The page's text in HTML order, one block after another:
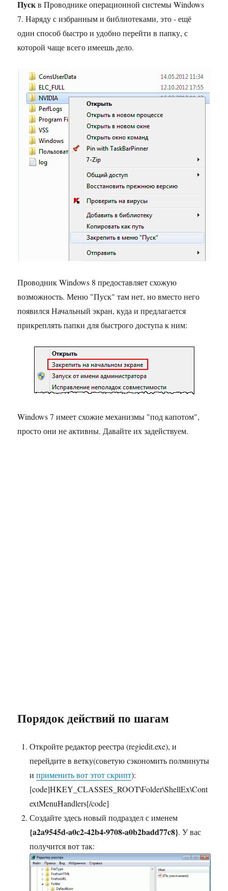
Пускв Проводнике операционной системы Windows
7. Наряду с избранным и библиотеками, это - ещё
один способ быстро и удобно перейти в папку, с
которой чаще всего имеешь дело.
Проводник Windows 8 предоставляет схожую
возможность. Меню "Пуск" там нет, но вместо него
появился Начальный экран, куда и предлагается
прикреплять папки для быстрого доступа к ним:
Windows 7 имеет схожие механизмы "под капотом",
просто они не активны. Давайте их задействуем.
Порядок действий по шагам
Откройте редактор реестра (regiedit.exe), и
перейдите в ветку(советую сэкономить полминуты
иприменить вот этот скрипт):
[code]HKEY_CLASSES_ROOT\Folder\ShellEx\Cont
extMenuHandlers[/code]
Создайте здесь новый подраздел с именем
{a2a9545d-a0c2-42b4-9708-a0b2badd77c8}. У вас
получится вот так: